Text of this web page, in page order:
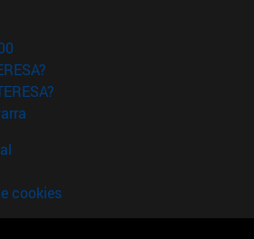
cookies